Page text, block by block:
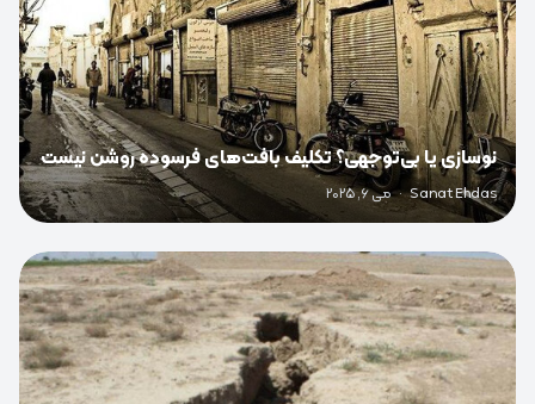
نوسازی یا بی‌توجهی؟ تکلیف بافت‌های فرسوده روشن نیست
Sanat Ehdas
· می 6, 2025
0